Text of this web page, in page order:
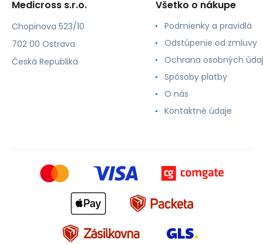
Medicross s.r.o.
Chopinova 523/10
702 00 Ostrava
Česká Republika
Všetko o nákupe
Podmienky a pravidlá
Odstúpenie od zmluvy
Ochrana osobných
Spôsoby platby
O nás
Kontaktné údaje